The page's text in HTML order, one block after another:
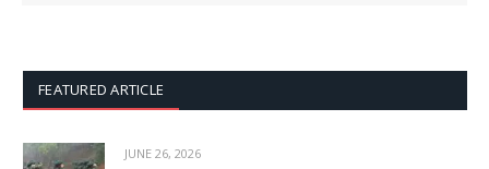
FEATURED ARTICLE
JUNE 26, 2026